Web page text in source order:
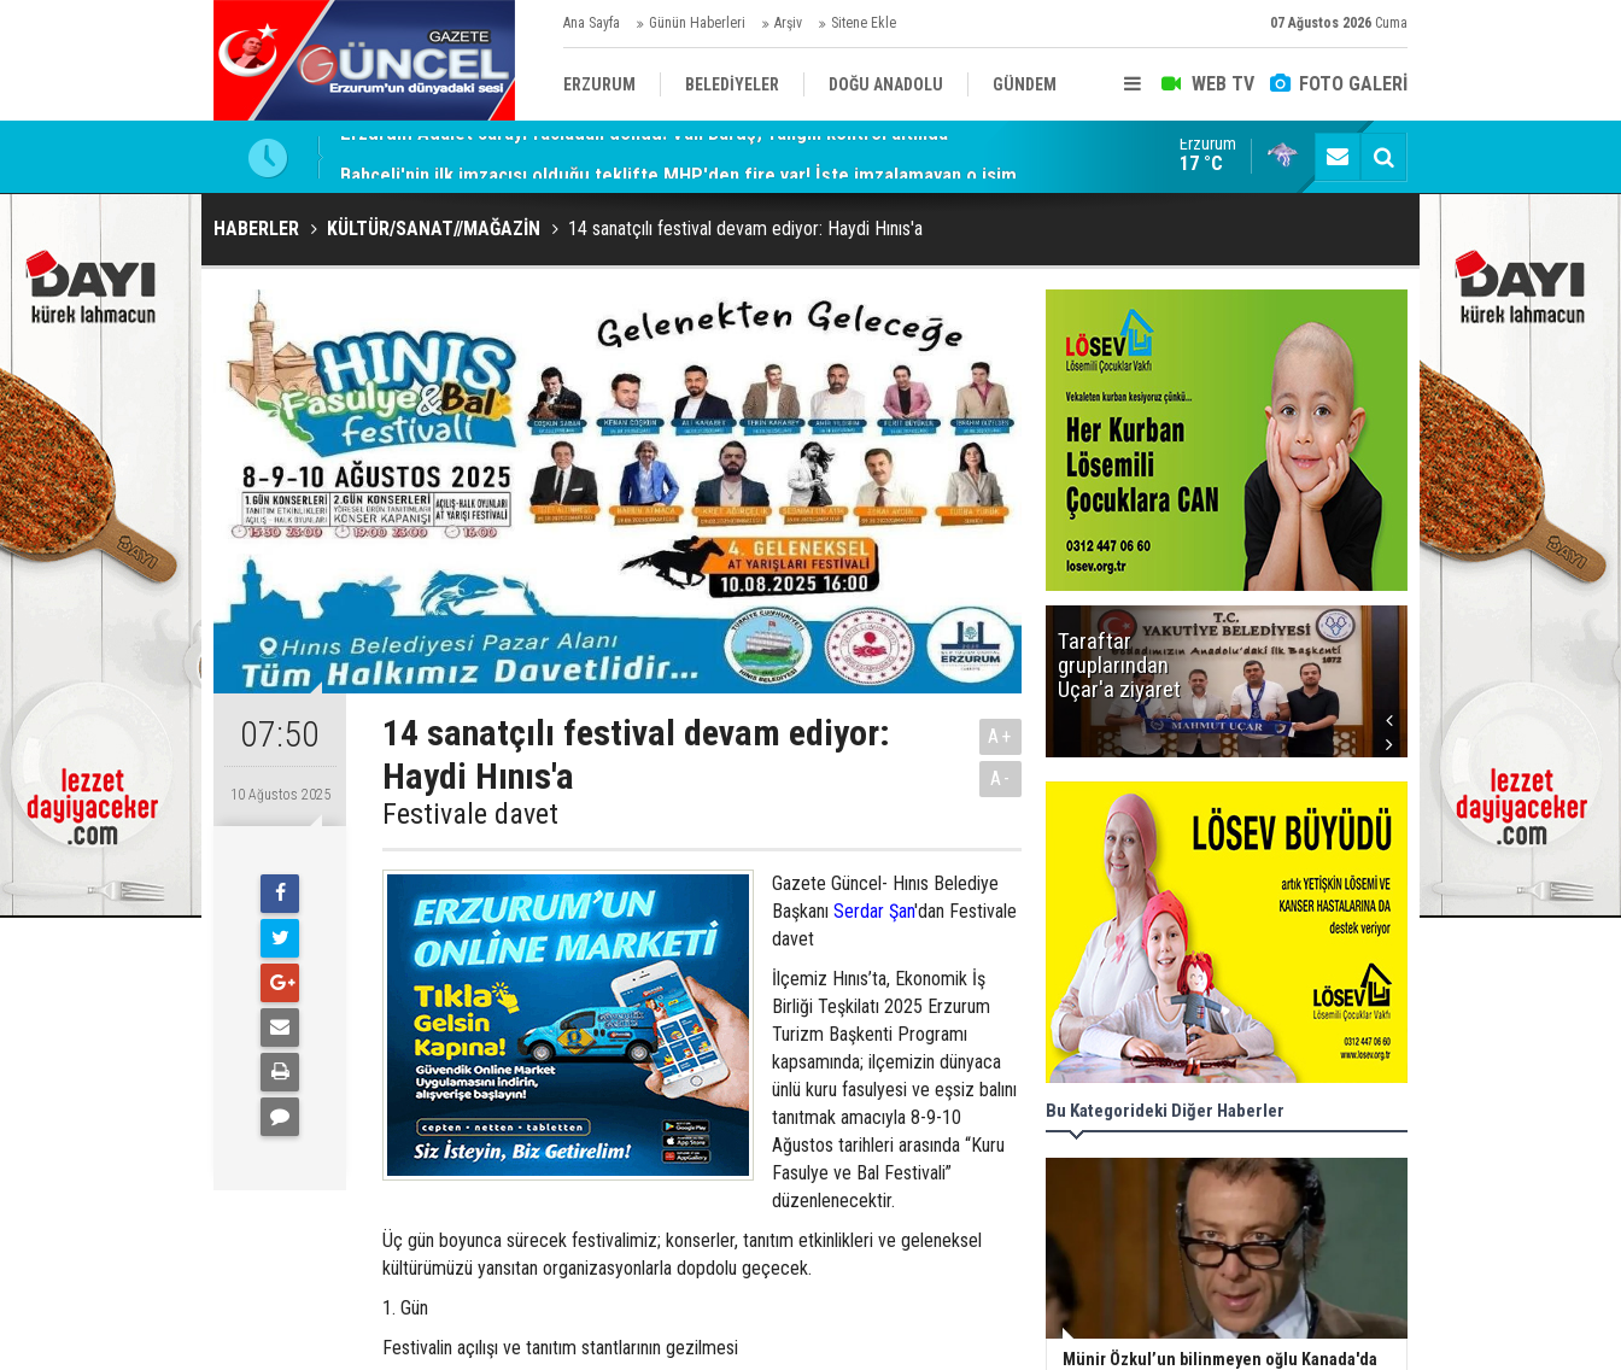
Ana Sayfa Günün Haberleri Arşiv Sitene Ekle 07 Ağustos 2026 Cuma
WEB TV FOTO GALERİ
ERZURUM BELEDİYELER DOĞU ANADOLU GÜNDEM
KÜLTÜR/SANAT//MAĞAZİN BODRUM
Bahçeli'nin ilk imzacısı olduğu teklifte MHP'den fire var! İşte imzalamayan o isim Siyaset-Sermaye Çizgisinde Haklılığın Resmi:
Erzurum
17 °C
HABERLER KÜLTÜR/SANAT//MAĞAZİN 14 sanatçılı festival devam ediyor: Haydi Hınıs'a
07:50
10 Ağustos 2025
14 sanatçılı festival devam ediyor:
Haydi Hınıs'a
Festivale davet
A+
A-
Gazete Güncel- Hınıs Belediye
Başkanı Serdar Şan'dan Festivale
davet
İlçemiz Hınıs’ta, Ekonomik İş
Birliği Teşkilatı 2025 Erzurum
Turizm Başkenti Programı
kapsamında; ilçemizin dünyaca
ünlü kuru fasulyesi ve eşsiz balını
tanıtmak amacıyla 8-9-10
Ağustos tarihleri arasında “Kuru
Fasulye ve Bal Festivali”
düzenlenecektir.
Üç gün boyunca sürecek festivalimiz; konserler, tanıtım etkinlikleri ve geleneksel
kültürümüzü yansıtan organizasyonlarla dopdolu geçecek.
1. Gün
Festivalin açılışı ve tanıtım stantlarının gezilmesi
Taraftar
gruplarından
Uçar'a ziyaret
başlıyor! İlk
düdük Bolu'da
çalacak
Bu Kategorideki Diğer Haberler
Münir Özkul’un bilinmeyen oğlu Kanada'da